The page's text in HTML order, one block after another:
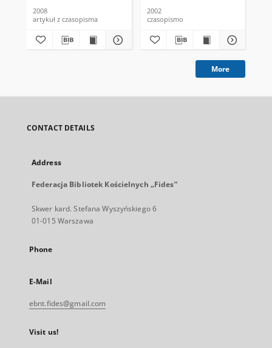
2008
artykuł z czasopisma
2002
czasopismo
More
CONTACT DETAILS
Address
Federacja Bibliotek Kościelnych „Fides”
Skwer kard. Stefana Wyszyńskiego 6
01-015 Warszawa
Phone
E-Mail
ebnt.fides@gmail.com
Visit us!